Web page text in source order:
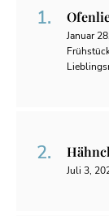
Januar
Juli 3,